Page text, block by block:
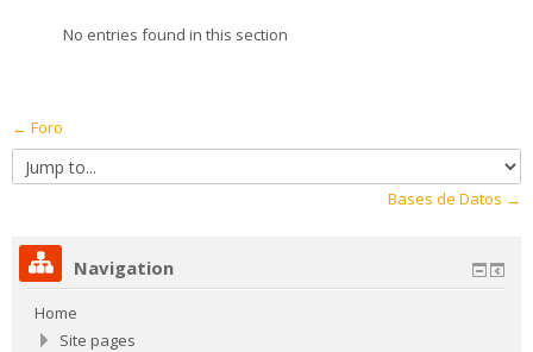
No entries found in this section
← Foro
Jump
to...
Bases de Datos →
Navigation
Home
Site pages